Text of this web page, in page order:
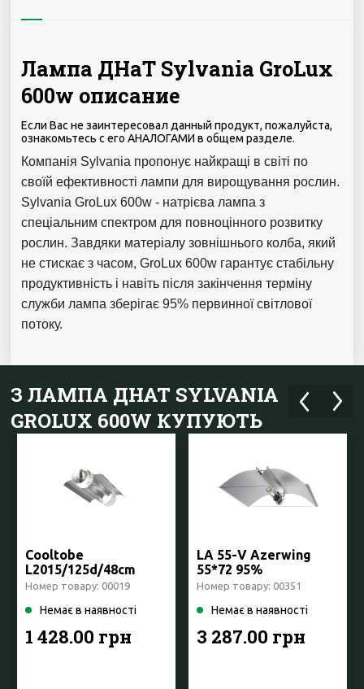
Лампа ДНаТ Sylvania GroLux
600w описание
Если Вас не заинтересовал данный продукт, пожалуйста,
ознакомьтесь с его АНАЛОГАМИ в общем разделе.
Компанія Sylvania пропонує найкращі в світі по
своїй ефективності лампи для вирощування рослин.
Sylvania GroLux 600w - натрієва лампа з
спеціальним спектром для повноцінного розвитку
рослин. Завдяки матеріалу зовнішнього колба, який
не стискає з часом, GroLux 600w гарантує стабільну
продуктивність і навіть після закінчення терміну
служби лампа зберігає 95% первинної світлової
потоку.
З ЛАМПА ДНАТ SYLVANIA
GROLUX 600W КУПУЮТЬ
Cooltobe
L2015/125d/48cm
Prima Klima Чехія
Номер товару: 00019
Немає в наявності
1 428.00 грн
LA 55-V Azerwing
55*72 95%
Номер товару: 00351
Немає в наявності
3 287.00 грн